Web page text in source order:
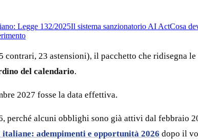
Legge 132/2025Il sistema sanzionatorio AI ActCosa
contrari, 23 astensioni), il pacchetto che ridisegna le
del calendario.
2027 fosse la data effettiva.
alcuni obblighi sono già attivi dal febbraio
adempimenti e opportunità 2026 dopo il